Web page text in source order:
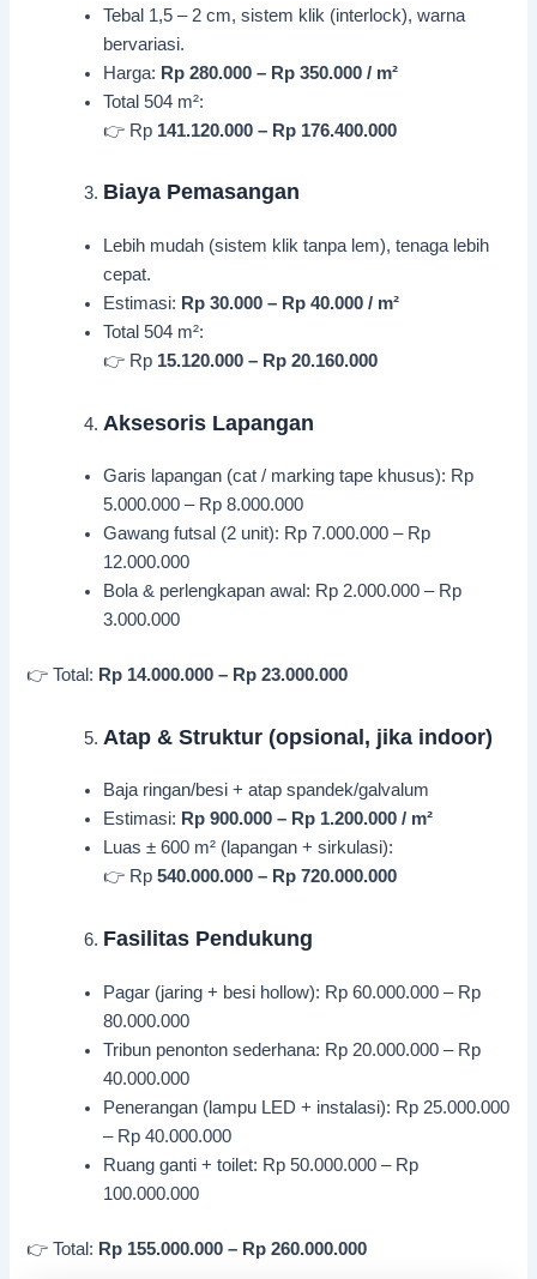
Tebal 1,5 – 2 cm, sistem klik (interlock), warna
bervariasi.
Harga: Rp 280.000 – Rp 350.000 / m²
Total 504 m²:
👉 Rp 141.120.000 – Rp 176.400.000
Biaya Pemasangan
Lebih mudah (sistem klik tanpa lem), tenaga lebih
cepat.
Estimasi: Rp 30.000 – Rp 40.000 / m²
Total 504 m²:
👉 Rp 15.120.000 – Rp 20.160.000
Aksesoris Lapangan
Garis lapangan (cat / marking tape khusus): Rp
5.000.000 – Rp 8.000.000
Gawang futsal (2 unit): Rp 7.000.000 – Rp
12.000.000
Bola & perlengkapan awal: Rp 2.000.000 – Rp
3.000.000
👉 Total: Rp 14.000.000 – Rp 23.000.000
Atap & Struktur (opsional, jika indoor)
Baja ringan/besi + atap spandek/galvalum
Estimasi: Rp 900.000 – Rp 1.200.000 / m²
Luas ± 600 m² (lapangan + sirkulasi):
👉 Rp540.000.000 – Rp 720.000.000
Fasilitas Pendukung
Pagar (jaring + besi hollow): Rp 60.000.000 – Rp
80.000.000
Tribun penonton sederhana: Rp 20.000.000 – Rp
40.000.000
Penerangan (lampu LED + instalasi): Rp 25.000.000
– Rp 40.000.000
Ruang ganti + toilet: Rp 50.000.000 – Rp
100.000.000
👉 Total: Rp 155.000.000 – Rp 260.000.000